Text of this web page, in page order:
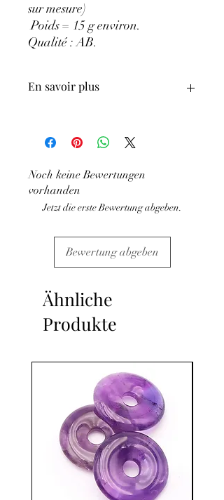
sur mesure)
Poids = 15 g environ.
Qualité : AB.
En savoir plus
Minéraux en Lithothérapie n'exclut en
aucun cas la poursuite d'un traitement
C'est un complément.
Noch keine Bewertungen
vorhanden
Jetzt die erste Bewertung abgeben.
Bewertung abgeben
Ähnliche
Produkte